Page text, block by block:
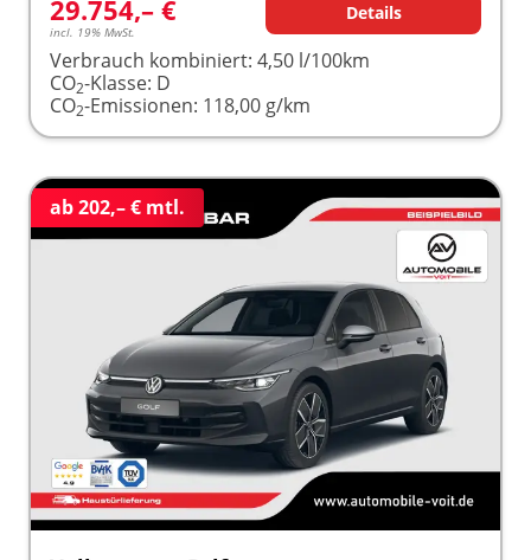
29.754,– €
incl. 19% MwSt.
Details
Verbrauch kombiniert: 4,50 l/100km
CO2-Klasse: D
CO2-Emissionen: 118,00 g/km
ab 202,– € mtl.